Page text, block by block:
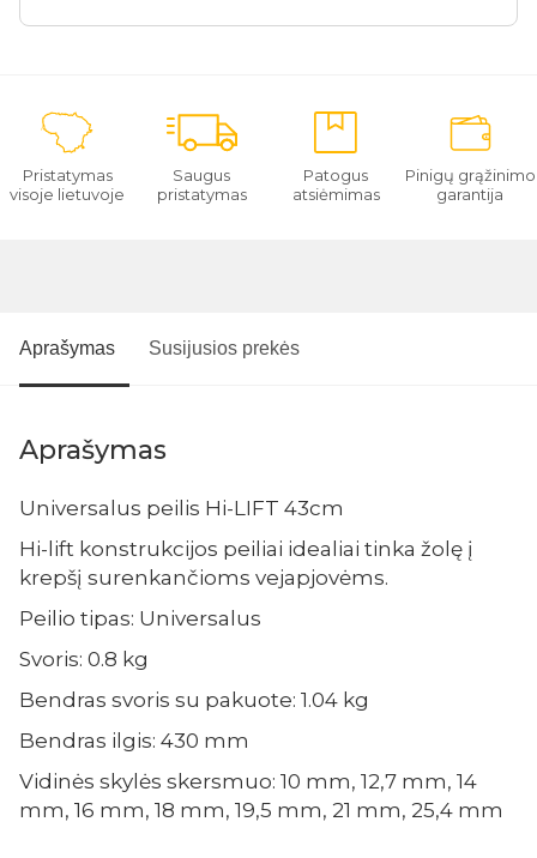
Pristatymas
visoje lietuvoje
Saugus
pristatymas
Patogus
atsiėmimas
Pinigų grąžinimo
garantija
Aprašymas Susijusios prekės
Aprašymas
Universalus peilis Hi-LIFT 43cm
Hi-lift konstrukcijos peiliai idealiai tinka žolę į
krepšį surenkančioms vejapjovėms.
Peilio tipas: Universalus
Svoris: 0.8 kg
Bendras svoris su pakuote: 1.04 kg
Bendras ilgis: 430 mm
Vidinės skylės skersmuo: 10 mm, 12,7 mm, 14
mm, 16 mm, 18 mm, 19,5 mm, 21 mm, 25,4 mm